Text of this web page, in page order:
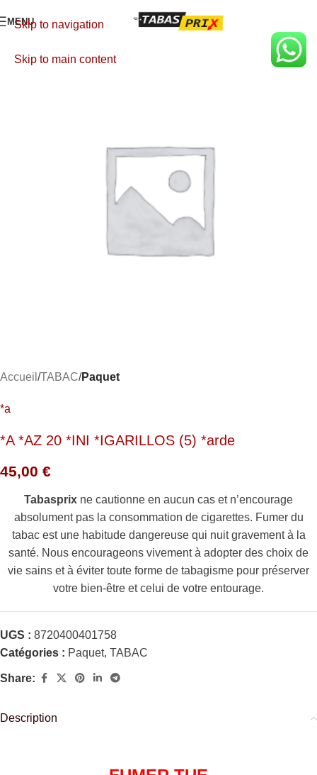
Skip to navigation
Skip to main content
MENU
Accueil TABAC Paquet
*a
*A *AZ 20 *INI *IGARILLOS (5) *arde
45,00 €
Tabasprix ne cautionne en aucun cas et n’encourage
absolument pas la consommation de cigarettes. Fumer du
tabac est une habitude dangereuse qui nuit gravement à la
santé. Nous encourageons vivement à adopter des choix de
vie sains et à éviter toute forme de tabagisme pour préserver
votre bien-être et celui de votre entourage.
UGS : 8720400401758
Catégories : Paquet, TABAC
Share:
Description